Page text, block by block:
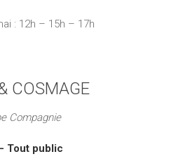
: 12h – 15h – 17h
COSMAGE
Compagnie
Tout public